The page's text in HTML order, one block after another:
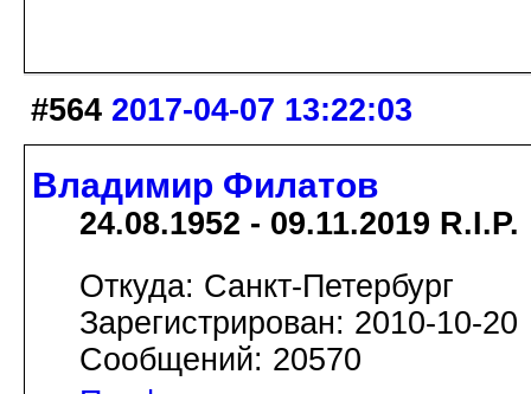
#564 2017-04-07 13:22:03
Владимир Филатов
24.08.1952 - 09.11.2019 R.I.P.
Откуда: Санкт-Петербург
Зарегистрирован: 2010-10-20
Сообщений: 20570